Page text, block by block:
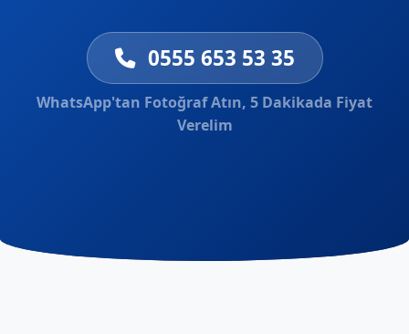
0555 653 53 35
WhatsApp'tan Fotoğraf Atın, 5 Dakikada Fiyat
Verelim